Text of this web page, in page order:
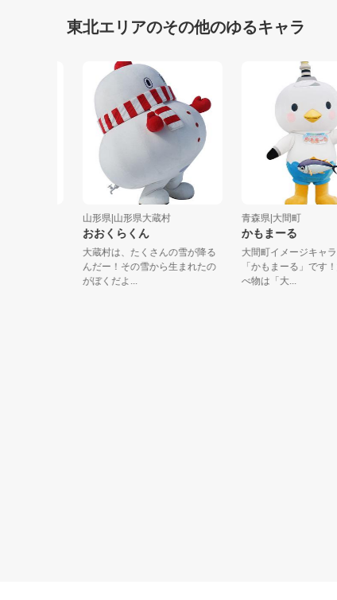
東北エリアのその他のゆるキャラ
山形県|山形県大蔵村
おおくらくん
大蔵村は、たくさんの雪が降る
んだー！その雪から生まれたの
がぼくだよ...
青森県|大間町
かもまーる
大間町イメージキャラク
「かもまーる」です！好
べ物は「大...